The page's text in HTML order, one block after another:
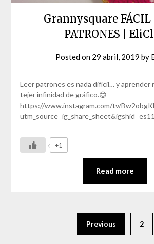
Grannysquare FÁCIL
PATRONES |
Posted on 29 abril, 2019 by
Leer patrones es nada difícil… y aprender
tejer infinidad de gráfico.😊
https://www.instagram.com/tv/
+1
Read more
Previous 2